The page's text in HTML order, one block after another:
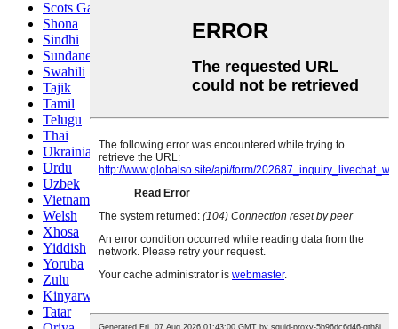
Scots Gaelic
Shona
Sindhi
Sundanese
Swahili
Tajik
Tamil
Telugu
Thai
Ukrainian
Urdu
Uzbek
Vietnamese
Welsh
Xhosa
Yiddish
Yoruba
Zulu
Kinyarwanda
Tatar